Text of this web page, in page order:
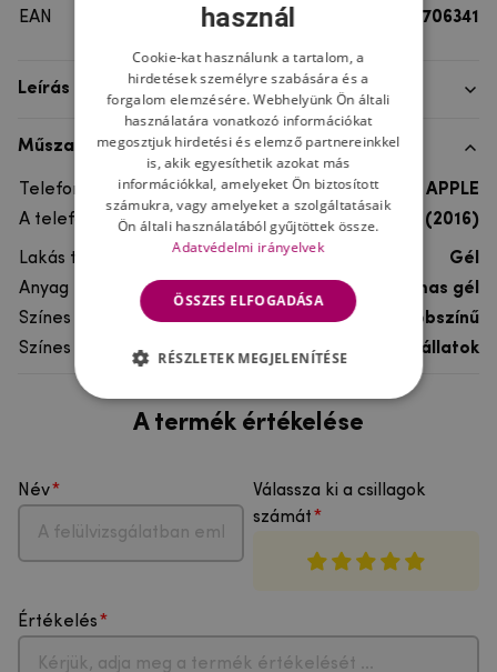
EAN
8596579706341
Leírás
Műszaki adatok
Telefon márka
APPLE
A telefonmodellhez
iPhone SE (2016)
Lakás típusa
Gél
Anyag
rugalmas gél
Színes
többszínű
Színes motívum
Egyéb állatok
A termék értékelése
Név
Válassza ki a csillagok
számát
Értékelés
használ
Cookie-kat használunk a tartalom, a
hirdetések személyre szabására és a
forgalom elemzésére. Webhelyünk Ön általi
használatára vonatkozó információkat
megosztjuk hirdetési és elemző partnereinkkel
is, akik egyesíthetik azokat más
információkkal, amelyeket Ön biztosított
számukra, vagy amelyeket a szolgáltatásaik
Ön általi használatából gyűjtöttek össze.
Adatvédelmi irányelvek
ÖSSZES ELFOGADÁSA
RÉSZLETEK MEGJELENÍTÉSE